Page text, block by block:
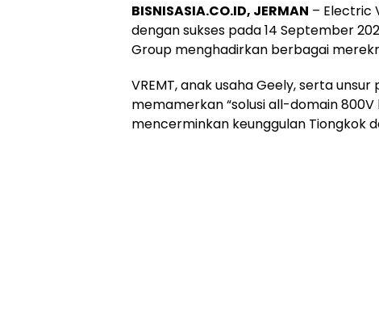
BISNISASIA.CO.ID, JERMAN – Electric
dengan sukses pada 14 September
Group menghadirkan berbagai
VREMT, anak usaha Geely, serta
memamerkan “solusi all-domain
mencerminkan keunggulan Tiongkok